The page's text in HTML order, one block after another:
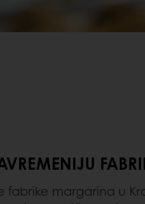
margarina u